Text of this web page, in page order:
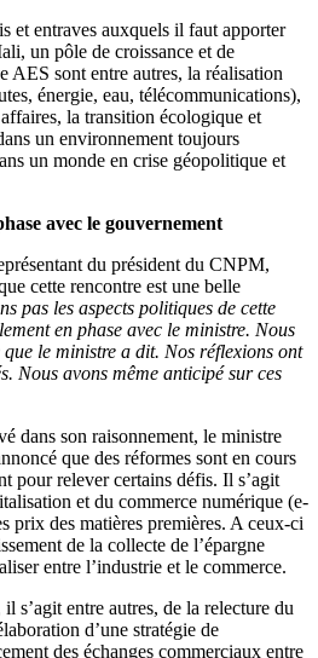
et entraves auxquels il faut apporter
un pôle de croissance et de
AES sont entre autres, la réalisation
énergie, eau, télécommunications),
la transition écologique et
un environnement toujours
un monde en crise géopolitique et
avec le gouvernement
du président du CNPM,
cette rencontre est une belle
pas les aspects politiques de cette
en phase avec le ministre. Nous
le ministre a dit. Nos réflexions ont
Nous avons même anticipé sur ces
dans son raisonnement, le ministre
que des réformes sont en cours
pour relever certains défis. Il s’agit
et du commerce numérique (e-
prix des matières premières. A ceux-ci
de la collecte de l’épargne
entre l’industrie et le commerce.
s’agit entre autres, de la relecture du
d’une stratégie de
des échanges commerciaux entre